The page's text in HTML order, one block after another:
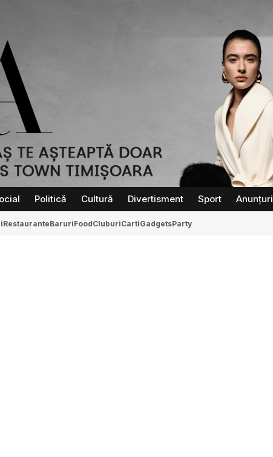
Politică Cultură Divertisment Sport Anunțuri
RestauranteBaruriFoodCluburiCartiGadgetsParty